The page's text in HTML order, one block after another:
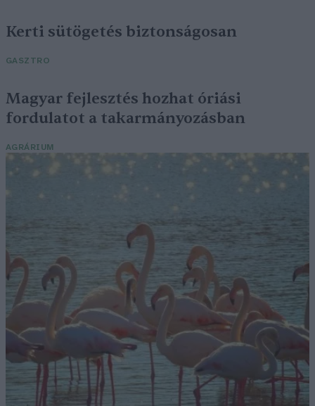
Kerti sütögetés biztonságosan
GASZTRO
Magyar fejlesztés hozhat óriási
fordulatot a takarmányozásban
AGRÁRIUM